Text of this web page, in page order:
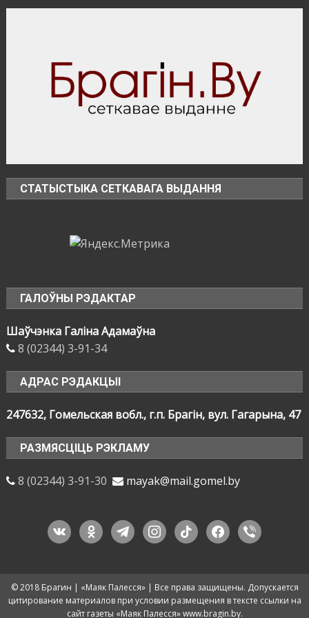
трагедией
СТАТЫСТЫКА СЕТКАВАГА ВЫДАННЯ
ГАЛОЎНЫ РЭДАКТАР
Шаўчэнка Галіна Адамаўна
8 (02344) 3-91-34
АДРАС РЭДАКЦЫІ
247632, Гомельская вобл., г.п. Брагін, вул. Гагарына, 47
РАЗМЯСЦІЦЬ РЭКЛАМУ
8 (02344) 3-91-30 mayak@mail.gomel.by
vkontakteodnoklassniki
telegraminstagram
tiktok facebook
viber
© 2018 Брагин | «Маяк Палесся» | Все права защищены. Допускается
цитирование материалов при условии размещения в тексте ссылки на
сайт газеты «Маяк Палесся» www.bragin.by.